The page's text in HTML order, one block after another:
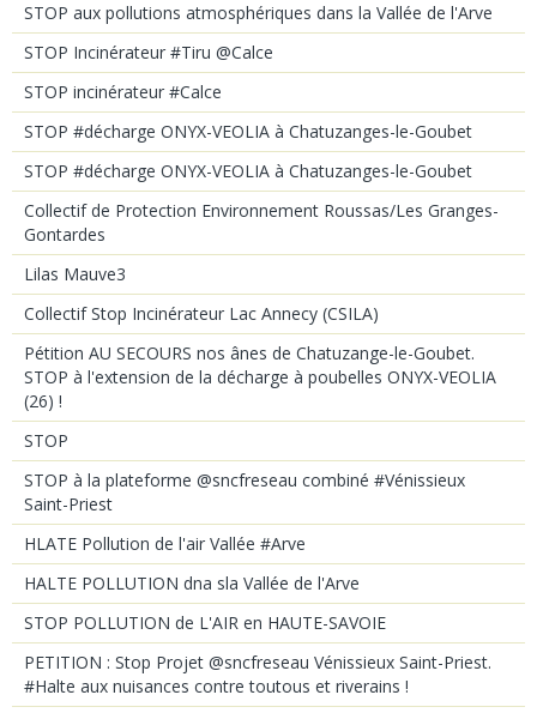
STOP aux pollutions atmosphériques dans la Vallée de l'Arve
STOP Incinérateur #Tiru @Calce
STOP incinérateur #Calce
STOP #décharge ONYX-VEOLIA à Chatuzanges-le-Goubet
STOP #décharge ONYX-VEOLIA à Chatuzanges-le-Goubet
Collectif de Protection Environnement Roussas/Les Granges-
Gontardes
Lilas Mauve3
Collectif Stop Incinérateur Lac Annecy (CSILA)
Pétition AU SECOURS nos ânes de Chatuzange-le-Goubet.
STOP à l'extension de la décharge à poubelles ONYX-VEOLIA
(26) !
STOP
STOP à la plateforme @sncfreseau combiné #Vénissieux
Saint-Priest
HLATE Pollution de l'air Vallée #Arve
HALTE POLLUTION dna sla Vallée de l'Arve
STOP POLLUTION de L'AIR en HAUTE-SAVOIE
PETITION : Stop Projet @sncfreseau Vénissieux Saint-Priest.
#Halte aux nuisances contre toutous et riverains !